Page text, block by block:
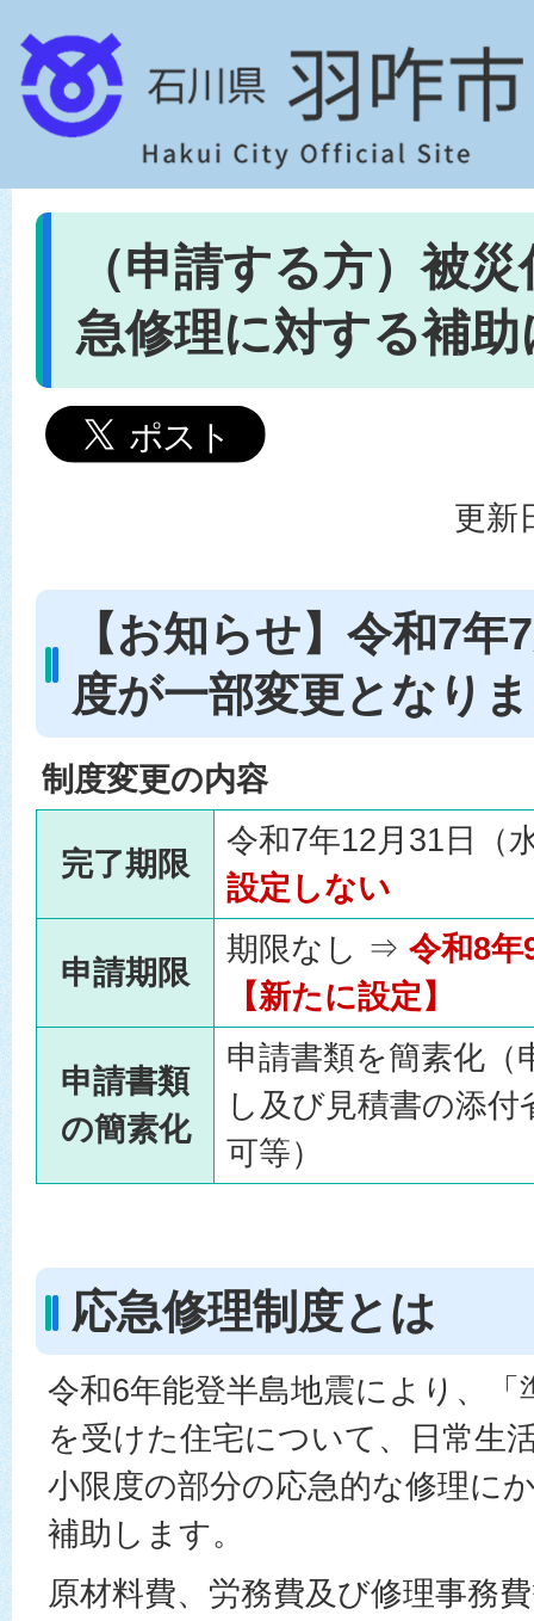
（申請する方）被
急修理に対する補
更新
【お知らせ】令和7年
度が一部変更となり
制度変更の内容
完了期限
令和7年12月31日
設定しない
申請期限
期限なし ⇒ 令和8年
【新たに設定】
申請書類
の簡素化
申請書類を簡素化（
し及び見積書の添付
可等）
応急修理制度とは
令和6年能登半島地震により、「
を受けた住宅について、日常生
小限度の部分の応急的な修理に
補助します。
原材料費、労務費及び修理事務